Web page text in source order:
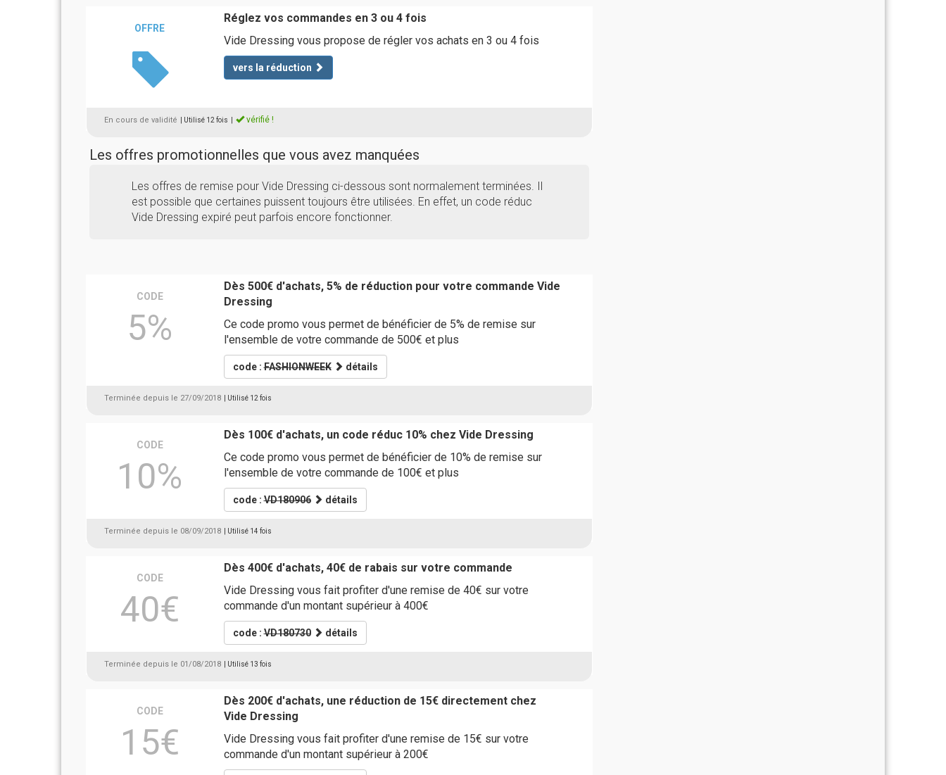
OFFRE
Réglez vos commandes en 3 ou 4 fois
Vide Dressing vous propose de régler vos achats en 3 ou 4 fois
vers la réduction
En cours de validité | Utilisé 12 fois vérifié !
Les offres promotionnelles que vous avez manquées
Les offres de remise pour Vide Dressing ci-dessous sont normalement terminées. Il
est possible que certaines puissent toujours être utilisées. En effet, un code réduc
Vide Dressing expiré peut parfois encore fonctionner.
CODE
5%
Dès 500€ d'achats, 5% de réduction pour votre commande Vide
Dressing
Ce code promo vous permet de bénéficier de 5% de remise sur
l'ensemble de votre commande de 500€ et plus
code :FASHIONWEEK détails
Terminée depuis le 27/09/2018 | Utilisé 12 fois
CODE
10%
Dès 100€ d'achats, un code réduc 10% chez Vide Dressing
Ce code promo vous permet de bénéficier de 10% de remise sur
l'ensemble de votre commande de 100€ et plus
code :VD180906 détails
Terminée depuis le 08/09/2018 | Utilisé 14 fois
CODE
40€
Dès 400€ d'achats, 40€ de rabais sur votre commande
Vide Dressing vous fait profiter d'une remise de 40€ sur votre
commande d'un montant supérieur à 400€
code :VD180730 détails
Terminée depuis le 01/08/2018 | Utilisé 13 fois
CODE
15€
Dès 200€ d'achats, une réduction de 15€ directement chez
Vide Dressing
Vide Dressing vous fait profiter d'une remise de 15€ sur votre
commande d'un montant supérieur à 200€